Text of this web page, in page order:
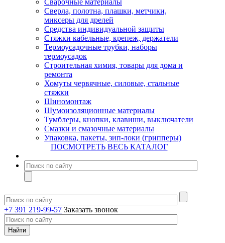
Сварочные материалы
Сверла, полотна, плашки, метчики,
миксеры для дрелей
Средства индивидуальной защиты
Стяжки кабельные, крепеж, держатели
Термоусадочные трубки, наборы
термоусадок
Строительная химия, товары для дома и
ремонта
Хомуты червячные, силовые, стальные
стяжки
Шиномонтаж
Шумоизоляционные материалы
Тумблеры, кнопки, клавиши, выключатели
Смазки и смазочные материалы
Упаковка, пакеты, зип-локи (грипперы)
ПОСМОТРЕТЬ ВЕСЬ КАТАЛОГ
+7 391 219-99-57 Заказать звонок